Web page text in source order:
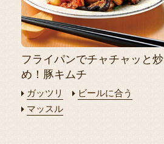
フライパンでチャチャッと炒
め！豚キムチ
ガッツリ
ビールに合う
マッスル